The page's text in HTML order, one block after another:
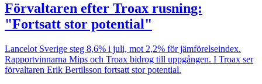
Förvaltaren efter Troax rusning:
"Fortsatt stor potential"
Lancelot Sverige steg 8,6% i juli, mot 2,2% för jämförelseindex.
Rapportvinnarna Mips och Troax bidrog till uppgången. I Troax ser
förvaltaren Erik Bertilsson fortsatt stor potential.